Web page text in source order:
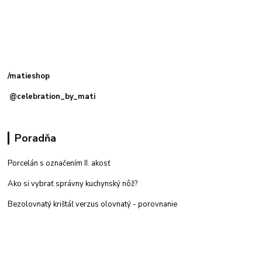
/matieshop
@celebration_by_mati
Poradňa
Porcelán s označením II. akosť
Ako si vybrať správny kuchynský nôž?
Bezolovnatý krištáľ verzus olovnatý - porovnanie